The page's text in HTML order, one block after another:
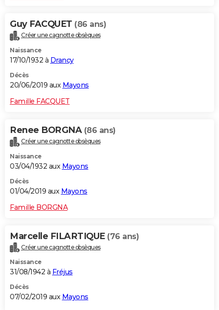
Guy FACQUET (86 ans)
Créer une cagnotte obsèques
Naissance
17/10/1932 à Drancy
Décès
20/06/2019 aux Mayons
Famille FACQUET
Renee BORGNA (86 ans)
Créer une cagnotte obsèques
Naissance
03/04/1932 aux Mayons
Décès
01/04/2019 aux Mayons
Famille BORGNA
Marcelle FILARTIQUE (76 ans)
Créer une cagnotte obsèques
Naissance
31/08/1942 à Fréjus
Décès
07/02/2019 aux Mayons